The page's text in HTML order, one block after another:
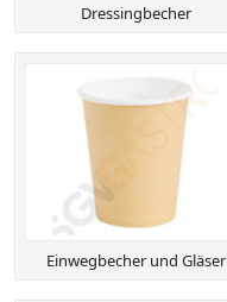
Dressingbecher
Einwegbecher und Gläser